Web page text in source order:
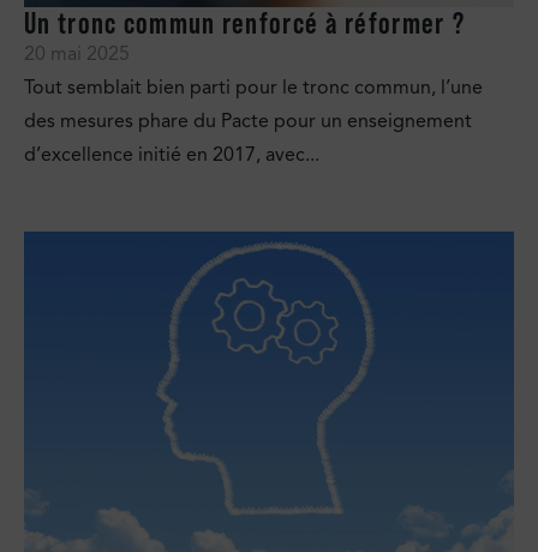
Un tronc commun renforcé à réformer ?
20 mai 2025
Tout semblait bien parti pour le tronc commun, l’une
des mesures phare du Pacte pour un enseignement
d’excellence initié en 2017, avec...